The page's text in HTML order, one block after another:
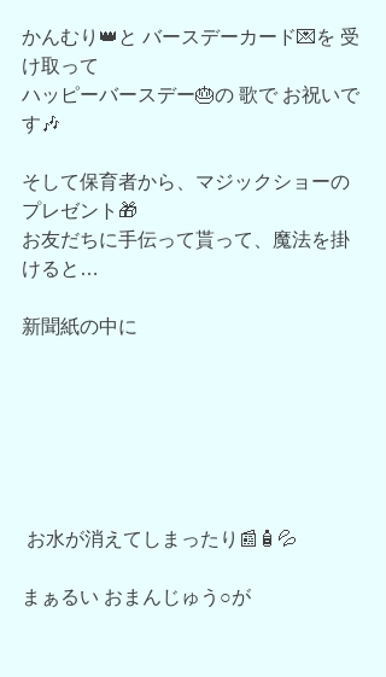
かんむり👑と バースデーカード💌を 受
け取って
ハッピーバースデー🎂の 歌で お祝いで
す🎶
そして保育者から、マジックショーの
プレゼント🎁
お友だちに手伝って貰って、魔法を掛
けると…
新聞紙の中に
お水が消えてしまったり📰🧴💦
まぁるい おまんじゅう○が